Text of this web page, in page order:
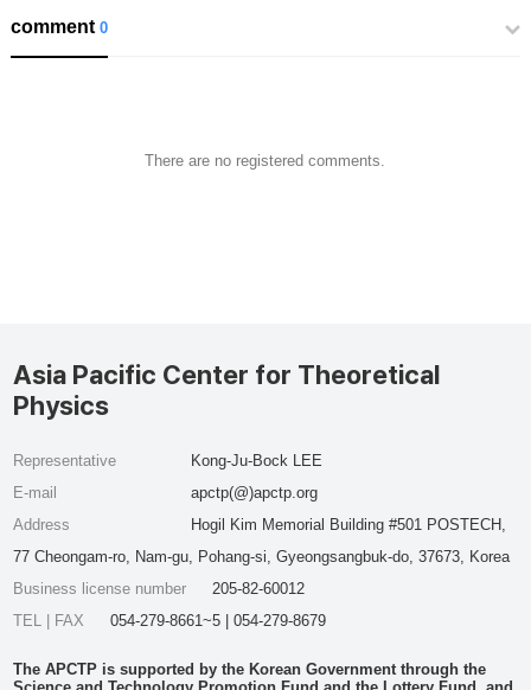
comment0
There are no registered comments.
Asia Pacific Center for Theoretical
Physics
Representative
Kong-Ju-Bock LEE
E-mail
apctp(@)apctp.org
Address
Hogil Kim Memorial Building #501 POSTECH,
77 Cheongam-ro, Nam-gu, Pohang-si, Gyeongsangbuk-do, 37673, Korea
Business license number
205-82-60012
TEL | FAX
054-279-8661~5 | 054-279-8679
The APCTP is supported by the Korean Government through the